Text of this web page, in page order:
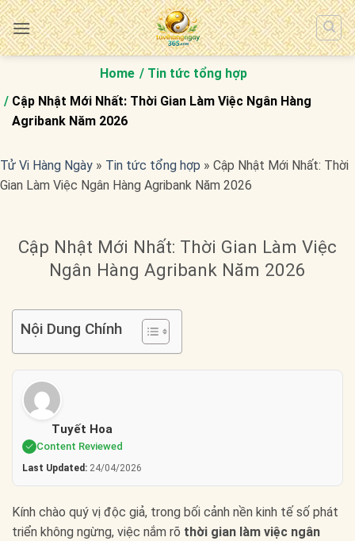
Bỏ
qua
nội
Home
Tin tức tổng hợp
Cập Nhật Mới Nhất: Thời Gian Làm Việc Ngân Hàng
Agribank Năm 2026
Tử Vi Hàng Ngày » Tin tức tổng hợp » Cập Nhật Mới Nhất: Thời
Gian Làm Việc Ngân Hàng Agribank Năm 2026
Cập Nhật Mới Nhất: Thời Gian Làm Việc
Ngân Hàng Agribank Năm 2026
Nội Dung Chính
Tuyết Hoa
Content Reviewed
Last Updated: 24/04/2026
Kính chào quý vị độc giả, trong bối cảnh nền kinh tế số phát
triển không ngừng, việc nắm rõ thời gian làm việc ngân